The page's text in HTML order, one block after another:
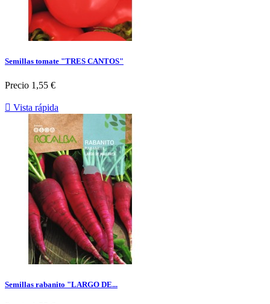
Semillas tomate "TRES CANTOS"
Precio 1,55 €
 Vista rápida
Semillas rabanito "LARGO DE...